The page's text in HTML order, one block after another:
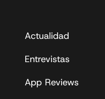
Actualidad
Entrevistas
App Reviews